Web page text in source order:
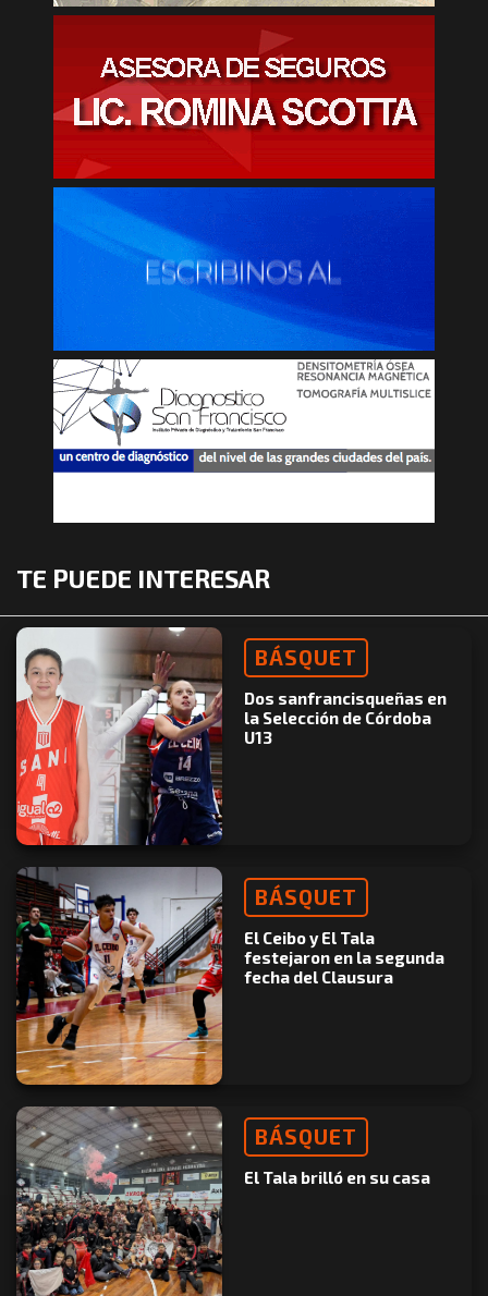
TE PUEDE INTERESAR
BÁSQUET
Dos sanfrancisqueñas en
la Selección de Córdoba
U13
BÁSQUET
El Ceibo y El Tala
festejaron en la segunda
fecha del Clausura
BÁSQUET
El Tala brilló en su casa